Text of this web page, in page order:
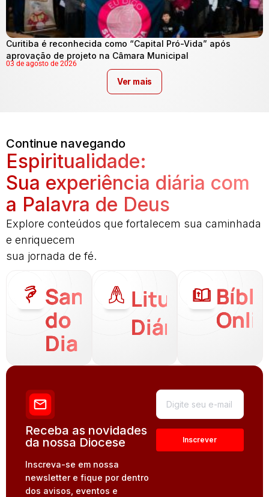
Curitiba é reconhecida como “Capital Pró-Vida” após
aprovação de projeto na Câmara Municipal
03 de agosto de 2026
Ver mais
Continue navegando
Espiritualidade:
Sua experiência diária com
a Palavra de Deus
Explore conteúdos que fortalecem sua caminhada
e enriquecem
sua jornada de fé.
Santo
do
Dia
Liturgia
Diária
Receba as novidades
da nossa Diocese
Inscreva-se em nossa
newsletter e fique por dentro
dos avisos, eventos e